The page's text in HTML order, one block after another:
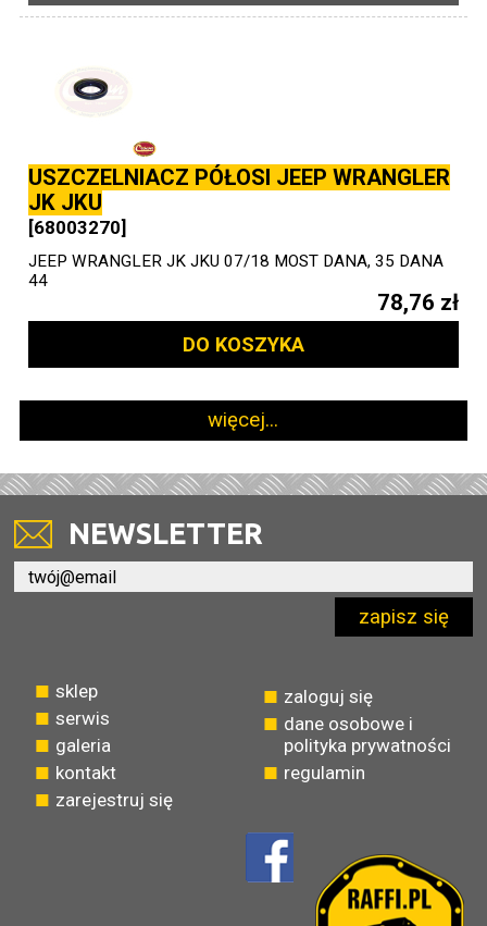
USZCZELNIACZ PÓŁOSI JEEP WRANGLER
JK JKU
[68003270]
JEEP WRANGLER JK JKU 07/18 MOST DANA, 35 DANA
44
78,76 zł
DO KOSZYKA
więcej...
NEWSLETTER
zapisz się
sklep
serwis
galeria
kontakt
zarejestruj się
zaloguj się
dane osobowe i
polityka prywatności
regulamin